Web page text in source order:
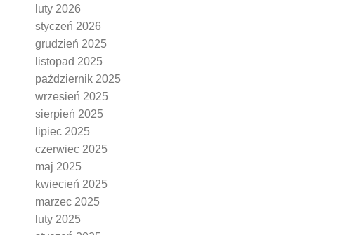
luty 2026
styczeń 2026
grudzień 2025
listopad 2025
październik 2025
wrzesień 2025
sierpień 2025
lipiec 2025
czerwiec 2025
maj 2025
kwiecień 2025
marzec 2025
luty 2025